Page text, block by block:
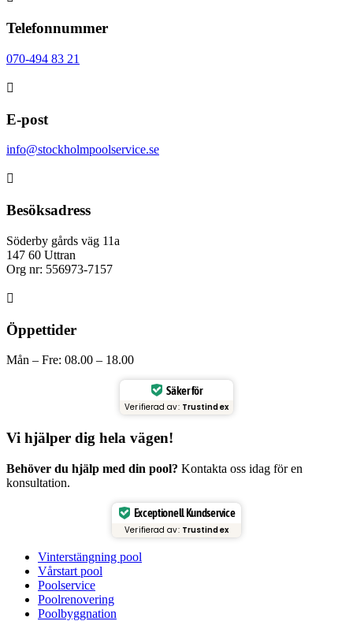
Telefonnummer
070-494 83 21

E-post
info@stockholmpoolservice.se

Besöksadress
Söderby gårds väg 11a
147 60 Uttran
Org nr: 556973-7157

Öppettider
Mån – Fre: 08.00 – 18.00
Säker för
Verifierad av: Trustindex
Vi hjälper dig hela vägen!
Behöver du hjälp med din pool? Kontakta oss idag för en
konsultation.
Exceptionell Kundservice
Verifierad av: Trustindex
Vinterstängning pool
Vårstart pool
Poolservice
Poolrenovering
Poolbyggnation